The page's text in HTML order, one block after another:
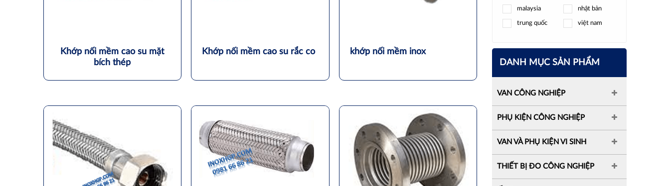
Khớp nối mềm cao su mặt
bích thép
Khớp nối mềm cao su rắc co khớp nối mềm inox
malaysia nhật bản
trung quốc việt nam
DANH MỤC SẢN PHẨM
VAN CÔNG NGHIỆP
PHỤ KIỆN CÔNG NGHIỆP
VAN VÀ PHỤ KIỆN VI SINH
THIẾT BỊ ĐO CÔNG NGHIỆP